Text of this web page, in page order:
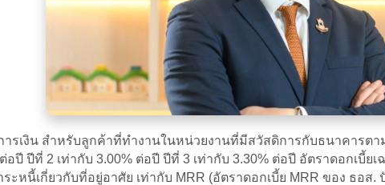
เงิน สำหรับลูกค้าที่ทำงานในหน่วยงานที่มีสวัสดิการกับธนาคารตาม
อปี ปีที่ 2 เท่ากับ 3.00% ต่อปี ปีที่ 3 เท่ากับ 3.30% ต่อปี อัตราดอกเ
ะหนี้เกี่ยวกับที่อยู่อาศัย เท่ากับ MRR (อัตราดอกเบี้ย MRR ของ ธอส